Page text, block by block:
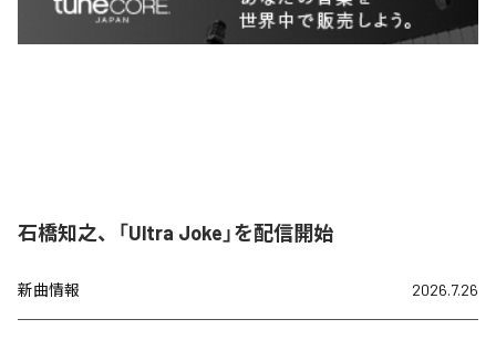
石橋知之、「Ultra Joke」を配信開始
新曲情報 2026.7.26